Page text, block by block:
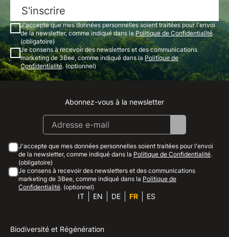
S'inscrire
J'accepte que mes données personnelles soient traitées pour l'envoi
de la newsletter, comme indiqué dans la Politique de Confidentialité.
(obligatoire)
Je consens à recevoir des newsletters et des communications
marketing de 3Bee, comme indiqué dans la Politique de
Confidentialité. (optionnel)
Instagram
Facebook
Linkedin
Youtube
Abonnez-vous à la newsletter
J'accepte que mes données personnelles soient traitées pour l'envoi
de la newsletter, comme indiqué dans la Politique de Confidentialité.
(obligatoire)
Je consens à recevoir des newsletters et des communications
marketing de 3Bee, comme indiqué dans la Politique de
Confidentialité. (optionnel)
IT EN DE FR ES
Biodiversité et Régénération